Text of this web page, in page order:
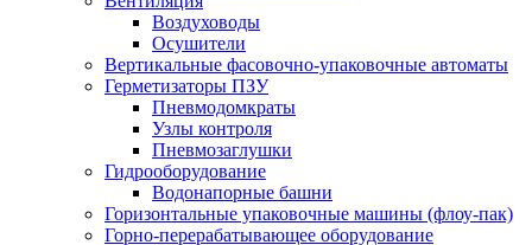
Воздуховоды
Осушители
Вертикальные фасовочно-упаковочные автоматы
Герметизаторы ПЗУ
Пневмодомкраты
Узлы контроля
Пневмозаглушки
Гидрооборудование
Водонапорные башни
Горизонтальные упаковочные машины (флоу-пак)
Горно-перерабатывающее оборудование